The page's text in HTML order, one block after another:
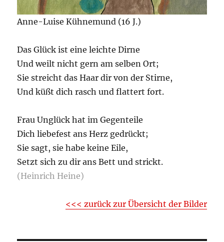
Anne-Luise Kühnemund (16 J.)
Das Glück ist eine leichte Dirne
Und weilt nicht gern am selben Ort;
Sie streicht das Haar dir von der Stirne,
Und küßt dich rasch und flattert fort.
Frau Unglück hat im Gegenteile
Dich liebefest ans Herz gedrückt;
Sie sagt, sie habe keine Eile,
Setzt sich zu dir ans Bett und strickt.
(Heinrich Heine)
<<< zurück zur Übersicht der Bilder